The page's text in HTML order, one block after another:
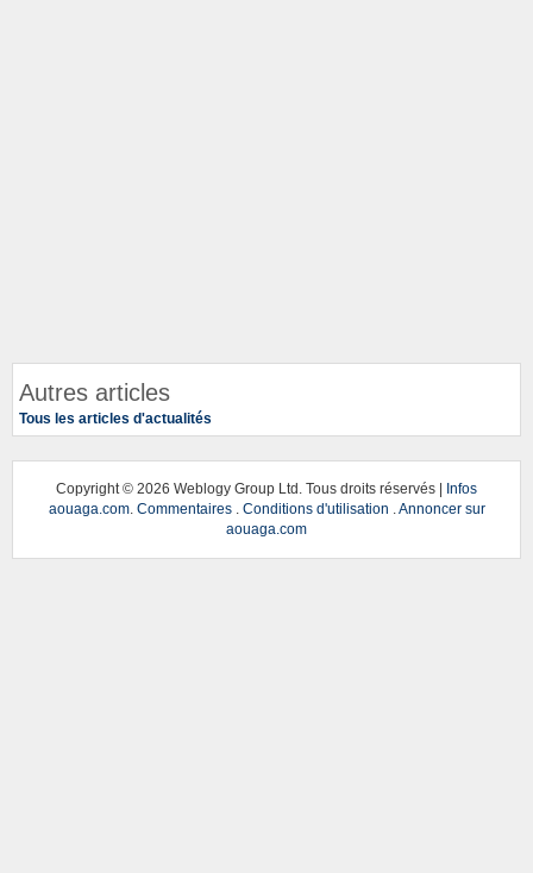
Autres articles
Tous les articles d'actualités
Copyright © 2026 Weblogy Group Ltd. Tous droits réservés |
Infos
aouaga.com. Commentaires. Conditions d'utilisation .Annoncer sur
aouaga.com